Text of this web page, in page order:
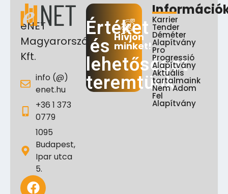
eNET
Magyarország
Kft.
info (@)
enet.hu
+36 1 373
0779
1095
Budapest,
Ipar utca
5.
Értéket
és
lehetőséget
teremtünk
Hívjon
minket!
Karrier
Tender
Déméter
Alapítvány
Pro
Progressió
Alapítvány
Aktuális
tartalmaink
Nem Adom
Fel
Alapítvány